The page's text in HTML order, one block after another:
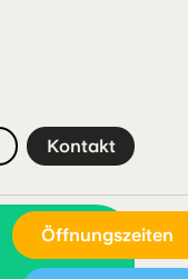
Öffnungszeiten
Kontakt